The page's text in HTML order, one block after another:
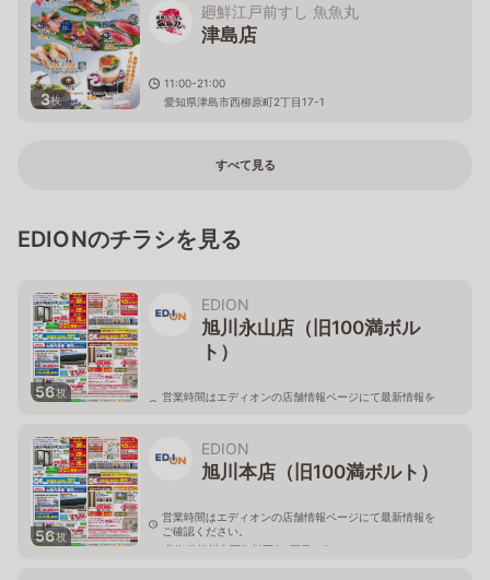
3枚
廻鮮江戸前すし 魚魚丸
津島店
11:00-21:00
愛知県津島市西柳原町2丁目17-1
すべて見る
EDIONのチラシを見る
56枚
EDION
旭川永山店（旧100満ボル
ト）
営業時間はエディオンの店舗情報ページにて最新情報を
56枚
EDION
旭川本店（旧100満ボルト）
営業時間はエディオンの店舗情報ページにて最新情報を
ご確認ください。
北海道旭川市西御料五条1丁目1-5